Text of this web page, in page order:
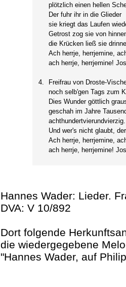
plötzlich einen hellen
Der fuhr ihr in die Glieder
sie kriegt das Laufen
Getrost zog sie von
die Krücken ließ sie
Ach herrje, herrjemine,
ach herrje, herrjemine!
4.
Freifrau von Droste-
noch selb'gen Tags zum
Dies Wunder göttlich
geschah im Jahre
achthundertvierundvierzig.
Und wer's nicht glaubt,
Ach herrje, herrjemine,
ach herrje, herrjemine!
Hannes Wader: Lieder.
DVA: V 10/892
Dort folgende
die wiedergegebene
"Hannes Wader, auf